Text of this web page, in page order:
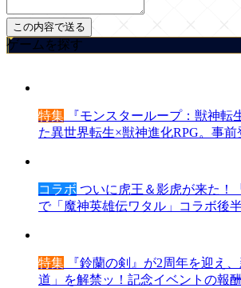
ゲームを探す
特集 『モンスターループ：獣神転
た異世界転生×獣神進化RPG。事前
コラボ ついに虎王＆影虎が来た！
で「魔神英雄伝ワタル」コラボ後
特集 『鈴蘭の剣』が2周年を迎え
道」を解禁ッ！記念イベントの報